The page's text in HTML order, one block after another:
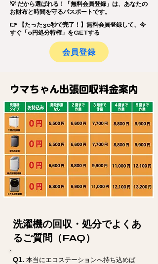
💡 だから選ばれる！「無料会員登録」は、あなたの
お財布と時間を守るパスポートです。
👉 【たった30秒で完了！】無料会員登録して、今
すぐ「0円処分特権」をGETする
会員登録
ウマちゃん出張回収料金案内
洗濯機の回収・処分でよくあ
るご質問（FAQ）
Q1. 本当にエコステーションへ持ち込めば